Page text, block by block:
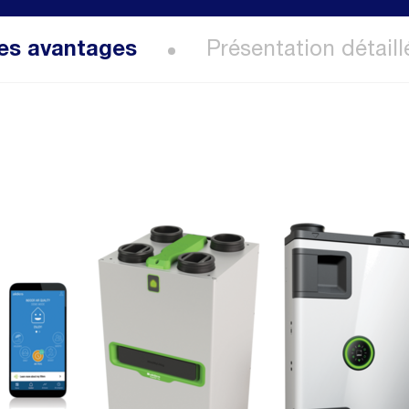
avantages Présentation